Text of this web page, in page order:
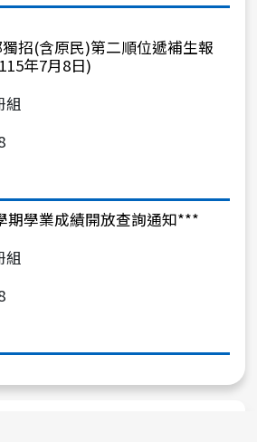
招(含原民)第二順位遞補生報
年7月8日)
組
期學業成績開放查詢通知***
組